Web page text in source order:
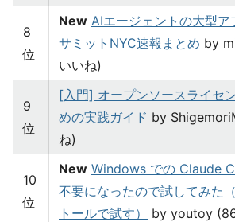
8
位
New AIエージェントの大型ア
サミットNYC速報まとめ by
いいね)
9
位
[入門] オープンソースライセ
めの実践ガイド by
ね)
10
位
New Windows での Claude
不要になったので試してみた
トールで試す）
by youtoy